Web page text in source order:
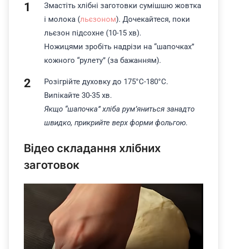
Змастіть хлібні заготовки сумішшю жовтка
і молока (льєзоном). Дочекайтеся, поки
льєзон підсохне (10-15 хв).
Ножицями зробіть надрізи на “шапочках”
кожного “рулету” (за бажанням).
Розігрійте духовку до 175°C-180°C.
Випікайте 30-35 хв.
Якщо “шапочка” хліба рум’яниться занадто
швидко, прикрийте верх форми фольгою.
Відео складання хлібних
заготовок